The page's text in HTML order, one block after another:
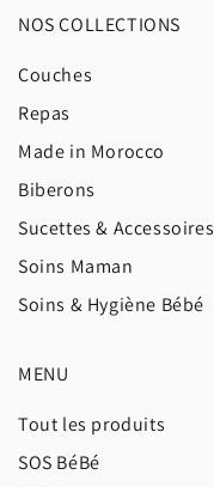
NOS COLLECTIONS
Couches
Repas
Made in Morocco
Biberons
Sucettes & Accessoires
Soins Maman
Soins & Hygiène Bébé
MENU
Tout les produits
SOS BéBé